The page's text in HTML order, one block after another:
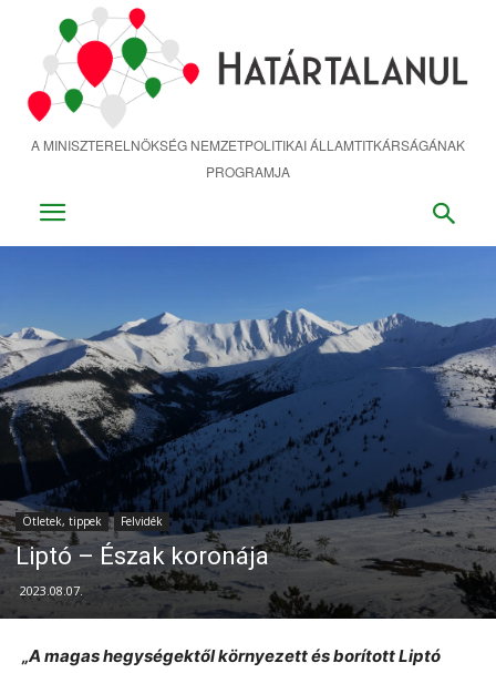
tartalomra
A MINISZTERELNÖKSÉG NEMZETPOLITIKAI ÁLLAMTITKÁRSÁGÁNAK
PROGRAMJA
Ötletek, tippek Felvidék
Liptó – Észak koronája
2023.08.07.
„A magas hegységektől környezett és borított Liptó